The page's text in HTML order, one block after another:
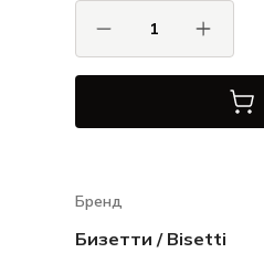
Бренд
Бизетти / Bisetti